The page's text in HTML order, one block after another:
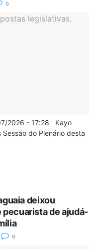
0
2026 - 17:28 Kayo
do Plenário desta
deixou
pecuarista de ajudá-
0